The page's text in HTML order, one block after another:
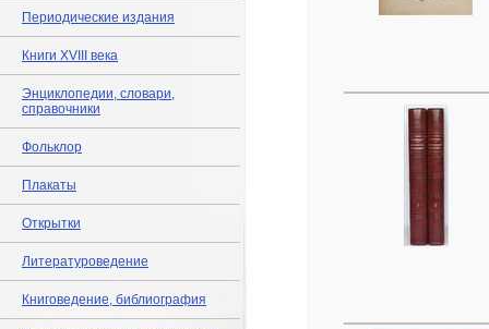
Периодические издания
Книги XVIII века
Энциклопедии, словари,
справочники
Фольклор
Плакаты
Открытки
Литературоведение
Книговедение, библиография